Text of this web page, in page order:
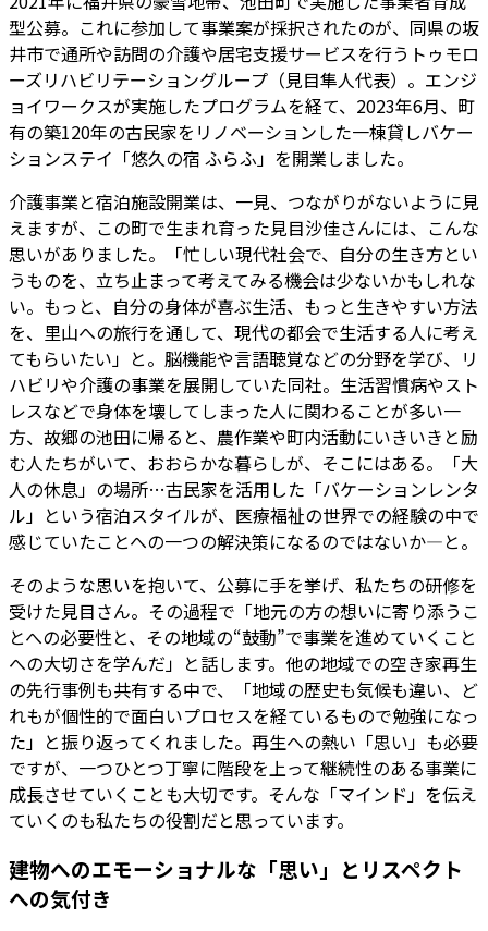
型公募。これに参加して事業案が採択されたのが、同県の坂
井市で通所や訪問の介護や居宅支援サービスを行うトゥモロ
ーズリハビリテーショングループ（見目隼人代表）。エンジ
ョイワークスが実施したプログラムを経て、2023年6月、町
有の築120年の古民家をリノベーションした一棟貸しバケー
ションステイ「悠久の宿 ふらふ」を開業しました。
介護事業と宿泊施設開業は、一見、つながりがないように見
えますが、この町で生まれ育った見目沙佳さんには、こんな
思いがありました。「忙しい現代社会で、自分の生き方とい
うものを、立ち止まって考えてみる機会は少ないかもしれな
い。もっと、自分の身体が喜ぶ生活、もっと生きやすい方法
を、里山への旅行を通して、現代の都会で生活する人に考え
てもらいたい」と。脳機能や言語聴覚などの分野を学び、リ
ハビリや介護の事業を展開していた同社。生活習慣病やスト
レスなどで身体を壊してしまった人に関わることが多い一
方、故郷の池田に帰ると、農作業や町内活動にいきいきと励
む人たちがいて、おおらかな暮らしが、そこにはある。「大
人の休息」の場所…古民家を活用した「バケーションレンタ
ル」という宿泊スタイルが、医療福祉の世界での経験の中で
感じていたことへの一つの解決策になるのではないか―と。
そのような思いを抱いて、公募に手を挙げ、私たちの研修を
受けた見目さん。その過程で「地元の方の想いに寄り添うこ
とへの必要性と、その地域の“鼓動”で事業を進めていくこと
への大切さを学んだ」と話します。他の地域での空き家再生
の先行事例も共有する中で、「地域の歴史も気候も違い、ど
れもが個性的で面白いプロセスを経ているもので勉強になっ
た」と振り返ってくれました。再生への熱い「思い」も必要
ですが、一つひとつ丁寧に階段を上って継続性のある事業に
成長させていくことも大切です。そんな「マインド」を伝え
ていくのも私たちの役割だと思っています。
建物へのエモーショナルな「思い」とリスペクト
への気付き